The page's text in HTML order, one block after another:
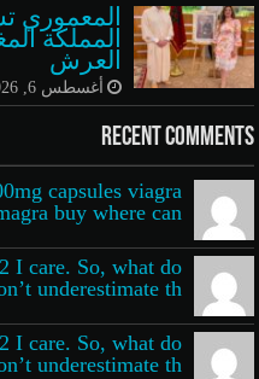
المعموري
العرش
أغسطس 6, 2026
Recent Comments
capsules viagra
buy where can...
I care. So, what do
underestimate th...
I care. So, what do
underestimate th...